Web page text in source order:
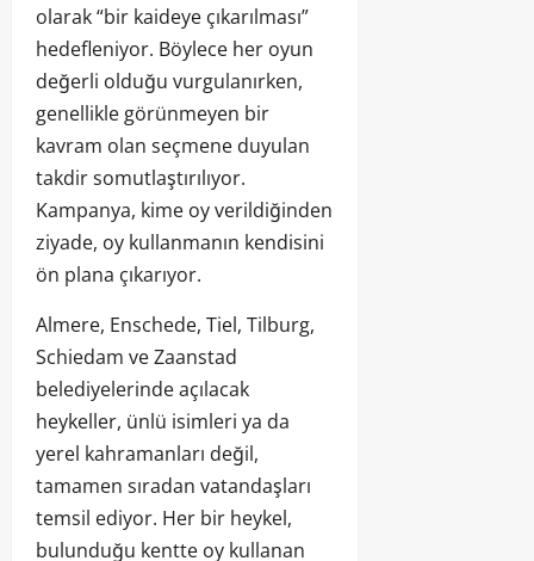
olarak “bir kaideye çıkarılması”
hedefleniyor. Böylece her oyun
değerli olduğu vurgulanırken,
genellikle görünmeyen bir
kavram olan seçmene duyulan
takdir somutlaştırılıyor.
Kampanya, kime oy verildiğinden
ziyade, oy kullanmanın kendisini
ön plana çıkarıyor.
Almere, Enschede, Tiel, Tilburg,
Schiedam ve Zaanstad
belediyelerinde açılacak
heykeller, ünlü isimleri ya da
yerel kahramanları değil,
tamamen sıradan vatandaşları
temsil ediyor. Her bir heykel,
bulunduğu kentte oy kullanan